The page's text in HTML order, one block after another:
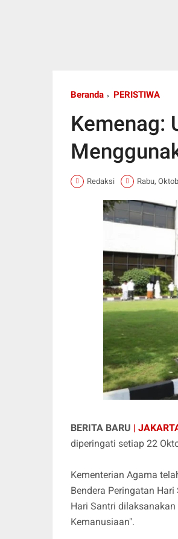
Beranda PERISTIWA
Kemenag:
Redaksi Rabu,
BERITA BARU |
diperingati setiap 22
Kementerian Agama
Bendera Peringatan
Hari Santri
Kemanusiaan".